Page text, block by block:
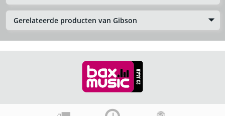
Gerelateerde producten van Gibson